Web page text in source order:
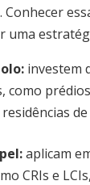
uma
: investem
como
:aplicam
CRIs e